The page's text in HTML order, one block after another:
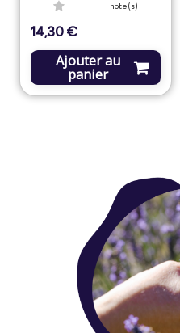
note(s)
Prix
14,30 €
Ajouter au
panier